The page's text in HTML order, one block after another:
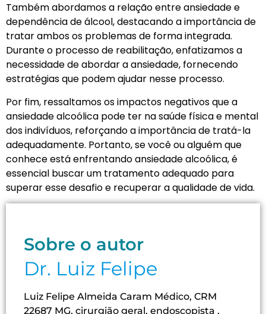
Também abordamos a relação entre ansiedade e
dependência de álcool, destacando a importância de
tratar ambos os problemas de forma integrada.
Durante o processo de reabilitação, enfatizamos a
necessidade de abordar a ansiedade, fornecendo
estratégias que podem ajudar nesse processo.
Por fim, ressaltamos os impactos negativos que a
ansiedade alcoólica pode ter na saúde física e mental
dos indivíduos, reforçando a importância de tratá-la
adequadamente. Portanto, se você ou alguém que
conhece está enfrentando ansiedade alcoólica, é
essencial buscar um tratamento adequado para
superar esse desafio e recuperar a qualidade de vida.
Sobre o autor
Dr. Luiz Felipe
Luiz Felipe Almeida Caram Médico, CRM
22687 MG, cirurgião geral, endoscopista ,